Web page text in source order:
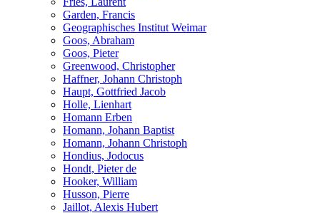
Garden, Francis
Geographisches Institut Weimar
Goos, Abraham
Goos, Pieter
Greenwood, Christopher
Haffner, Johann Christoph
Haupt, Gottfried Jacob
Holle, Lienhart
Homann Erben
Homann, Johann Baptist
Homann, Johann Christoph
Hondius, Jodocus
Hondt, Pieter de
Hooker, William
Husson, Pierre
Jaillot, Alexis Hubert